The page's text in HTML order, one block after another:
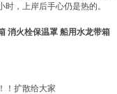
，上岸后手心仍是热的。
消火栓保温罩 船用水龙带箱
！扩散给大家